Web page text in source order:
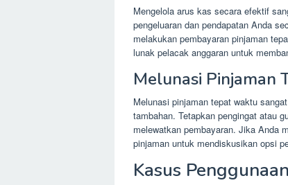
Mengelola arus kas secara efektif
pengeluaran dan pendapatan Anda
melakukan pembayaran pinjaman
lunak pelacak anggaran untuk
Melunasi Pinjaman
Melunasi pinjaman tepat waktu
tambahan. Tetapkan pengingat atau
melewatkan pembayaran. Jika Anda
pinjaman untuk mendiskusikan opsi
Kasus